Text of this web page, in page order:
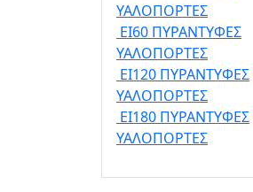
ΥΑΛΟΠΟΡΤΕΣ
EI60 ΠΥΡΑΝΤΥΦΕΣ
ΥΑΛΟΠΟΡΤΕΣ
EI120 ΠΥΡΑΝΤΥΦΕΣ
ΥΑΛΟΠΟΡΤΕΣ
EI180 ΠΥΡΑΝΤΥΦΕΣ
ΥΑΛΟΠΟΡΤΕΣ